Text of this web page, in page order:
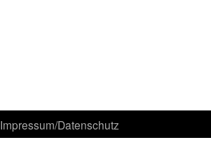
Impressum/Datenschutz